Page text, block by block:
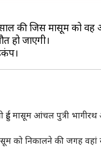
साल की जिस मासूम को
हो जाएगी।
मासूम आंचल पुत्री
को निकालने की जगह वहां